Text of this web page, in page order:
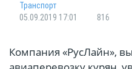
Транспорт
05.09.2019 17:01
816
Компания «РусЛайн»,